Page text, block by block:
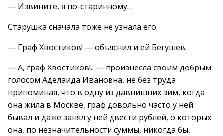
— Извините, я по-старинному…
Старушка сначала тоже не узнала его.
— Граф Хвостиков! — объяснил и ей Бегушев.
— А, граф Хвостиков!.. — произнесла своим добрым
голосом Аделаида Ивановна, не без труда
припоминая, что в одну из давнишних зим, когда
она жила в Москве, граф довольно часто у ней
бывал и даже занял у ней двести рублей, о которых
она, по незначительности суммы, никогда бы,